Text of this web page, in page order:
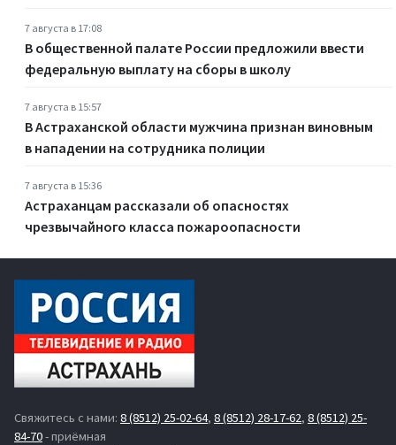
7 августа в 17:08
В общественной палате России предложили ввести
федеральную выплату на сборы в школу
7 августа в 15:57
В Астраханской области мужчина признан виновным
в нападении на сотрудника полиции
7 августа в 15:36
Астраханцам рассказали об опасностях
чрезвычайного класса пожароопасности
Свяжитесь с нами: 8 (8512) 25-02-64, 8 (8512) 28-17-62, 8 (8512) 25-
84-70- приёмная